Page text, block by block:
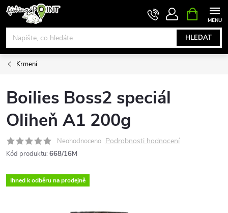
Přejít
obsah
HLEDAT
NÁKUPNÍ
KOŠÍK
Krmení
Boilies Boss2 speciál
Oliheň A1 200g
Neohodnoceno Podrobnosti hodnocení
Kód produktu: 668/16M
Ihned k odběru na prodejně